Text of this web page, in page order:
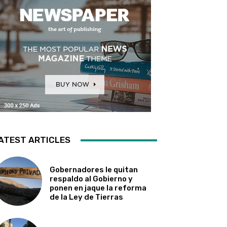
ARTICLES
Gobernadores le quitan
respaldo al Gobierno y
ponen en jaque la reforma
de la Ley de Tierras